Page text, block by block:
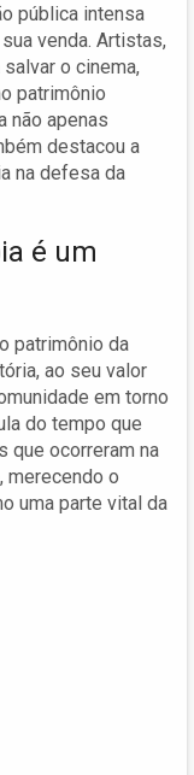
pública intensa
venda. Artistas,
o cinema,
patrimônio
não apenas
destacou a
na defesa da
é um
patrimônio da
ao seu valor
em torno
do tempo que
que ocorreram na
merecendo o
uma parte vital da